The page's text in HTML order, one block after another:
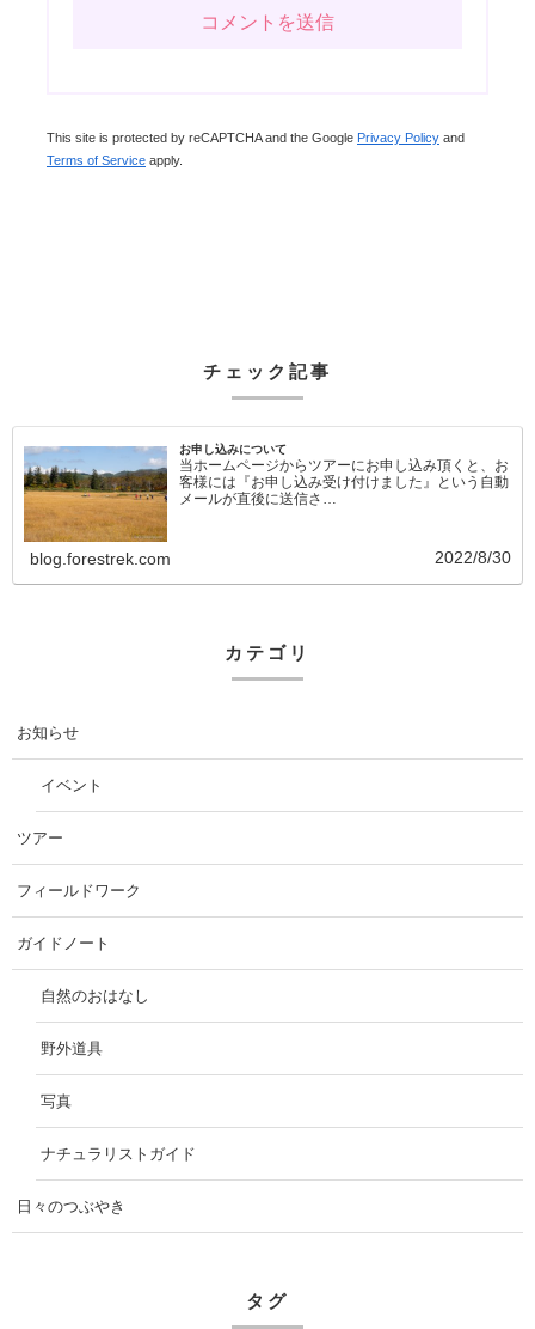
This site is protected by reCAPTCHA and the Google Privacy Policy and
Terms of Service apply.
チェック記事
お申し込みについて
当ホームページからツアーにお申し込み頂くと、お
客様には『お申し込み受け付けました』という自動
メールが直後に送信さ…
blog.forestrek.com 2022/8/30
カテゴリ
お知らせ
イベント
ツアー
フィールドワーク
ガイドノート
自然のおはなし
野外道具
写真
ナチュラリストガイド
日々のつぶやき
タグ